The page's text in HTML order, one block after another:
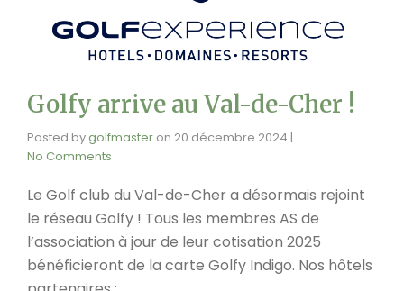
Golfy arrive au Val-de-Cher !
Posted bygolfmaster on 20 décembre 2024 |
No Comments
Le Golf club du Val-de-Cher a désormais rejoint
le réseau Golfy ! Tous les membres AS de
l’association à jour de leur cotisation 2025
bénéficieront de la carte Golfy Indigo. Nos hôtels